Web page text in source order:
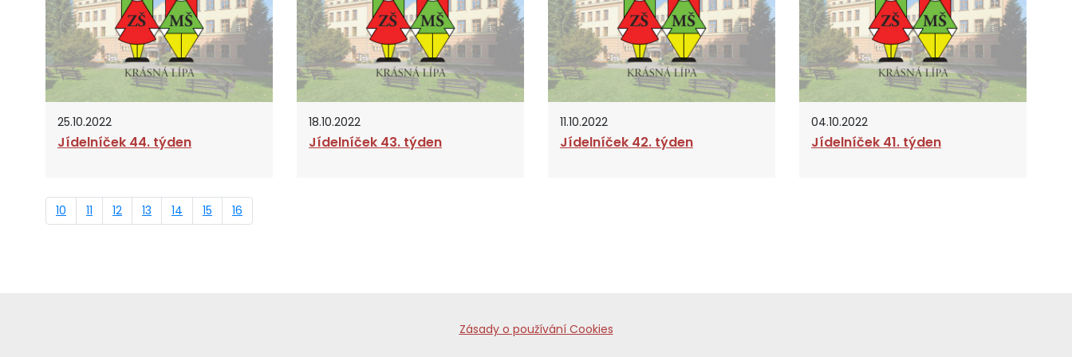
25.10.2022
Jídelníček 44. týden
18.10.2022
Jídelníček 43. týden
11.10.2022
Jídelníček 42. týden
04.10.2022
Jídelníček 41. týden
10 11 12 13 14 15 16
Zásady o používání Cookies